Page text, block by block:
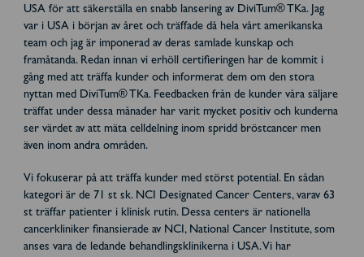
USA för att säkerställa en snabb lansering av DiviTum® TKa. Jag
var i USA i början av året och träffade då hela vårt amerikanska
team och jag är imponerad av deras samlade kunskap och
framåtanda. Redan innan vi erhöll certifieringen har de kommit i
gång med att träffa kunder och informerat dem om den stora
nyttan med DiviTum® TKa. Feedbacken från de kunder våra säljare
träffat under dessa månader har varit mycket positiv och kunderna
ser värdet av att mäta celldelning inom spridd bröstcancer men
även inom andra områden.
Vi fokuserar på att träffa kunder med störst potential. En sådan
kategori är de 71 st sk. NCI Designated Cancer Centers, varav 63
st träffar patienter i klinisk rutin. Dessa centers är nationella
cancerkliniker finansierade av NCI, National Cancer Institute, som
anses vara de ledande behandlingsklinikerna i USA. Vi har